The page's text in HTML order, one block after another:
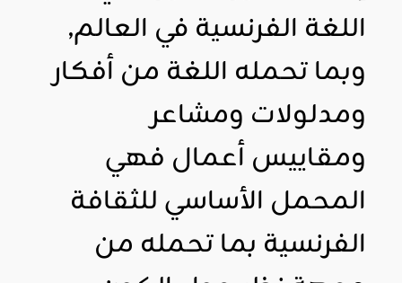
اللغة الفرنسية في العالم,
وبما تحمله اللغة من أفكار
ومدلولات ومشاعر
ومقاييس أعمال فهي
المحمل الأساسي للثقافة
الفرنسية بما تحمله من